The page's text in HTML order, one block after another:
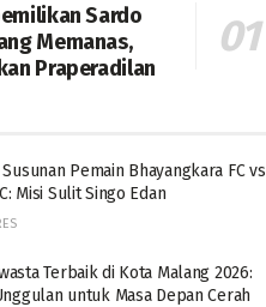
Sardo
Memanas,
Praperadilan
Pemain Bhayangkara FC vs
Misi Sulit Singo Edan
Terbaik di Kota Malang 2026:
untuk Masa Depan Cerah